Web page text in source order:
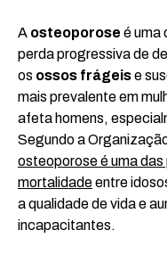
A osteoporose é uma
perda progressiva de
os ossos frágeise
mais prevalente em
afeta homens,
Segundo a
osteoporose é uma
mortalidadeentre
a qualidade de vida e
incapacitantes.